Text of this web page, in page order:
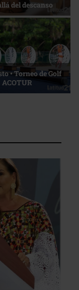
del servicio